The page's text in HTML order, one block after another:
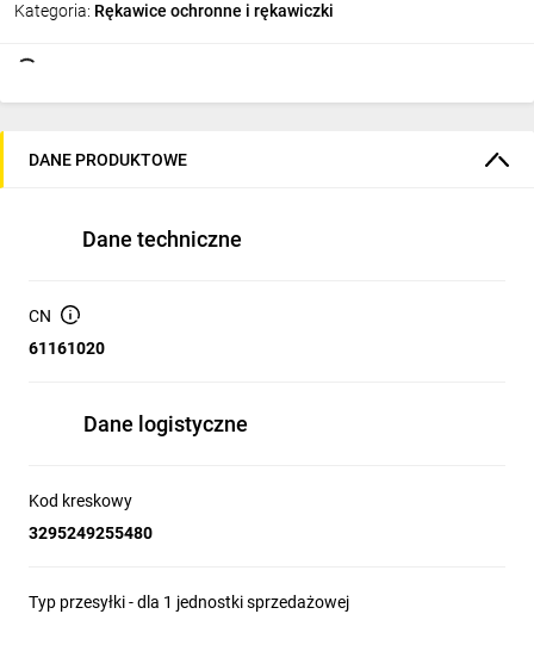
Kategoria: Rękawice ochronne i rękawiczki
DANE PRODUKTOWE
Dane techniczne
CN
61161020
Dane logistyczne
Kod kreskowy
3295249255480
Typ przesyłki - dla 1 jednostki sprzedażowej